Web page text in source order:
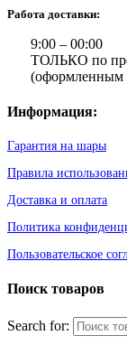
Работа доставки:
9:00 – 00:00
ТОЛЬКО по
(оформленным
Информация:
Гарантия на шары
Правила
Доставка и оплата
Политика
Пользовательское
Поиск товаров
Search for: